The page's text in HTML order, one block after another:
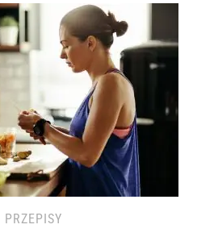
PRZEPISY